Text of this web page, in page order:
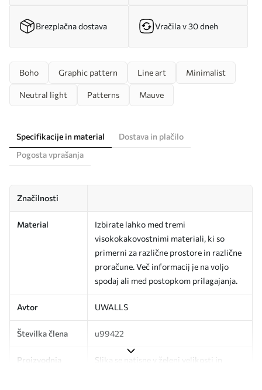
Brezplačna dostava Vračila v 30 dneh
Boho Graphic pattern Line art Minimalist
Neutral light Patterns Mauve
Specifikacije in material
Dostava in plačilo
Pogosta vprašanja
Značilnosti
Material
Izbirate lahko med tremi
visokokakovostnimi materiali, ki so
primerni za različne prostore in različne
proračune. Več informacij je na voljo
spodaj ali med postopkom prilagajanja.
Avtor UWALLS
Številka člena u99422
Proizvodnja
Slika se natisne v želeni velikosti in